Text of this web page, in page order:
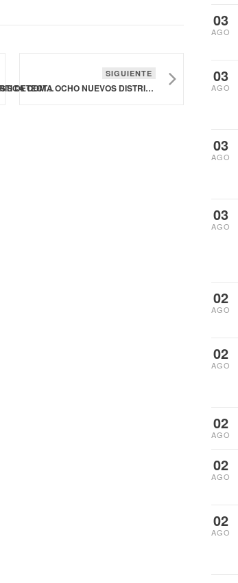
PIERRE FABRE ANUNCIA A SOLISTICA COMO SU NUEVO SOCIO ESTRATÉGICO EN LOGÍSTICA EN MÉXICO
SIGUIENTE
COFEPRIS DETECTA OCHO NUEVOS DISTRIBUIDORES IRREGULARES DE MEDICAMENTOS
03
AGO
03
AGO
03
AGO
03
AGO
02
AGO
02
AGO
02
AGO
02
AGO
02
AGO